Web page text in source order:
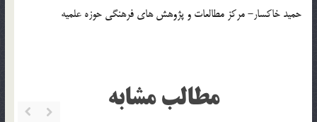
حميد خاكسار- مركز مطالعات و پژوهش هاي فرهنگي حوزه علميه
مطالب مشابه